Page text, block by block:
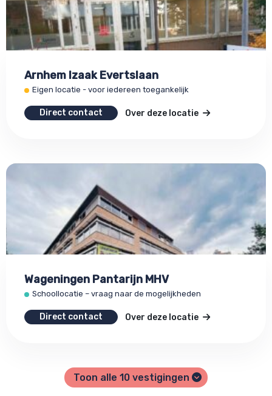
Arnhem Izaak Evertslaan
Eigen locatie - voor iedereen toegankelijk
Direct contact Over deze locatie
Wageningen Pantarijn MHV
Schoollocatie – vraag naar de mogelijkheden
Direct contact Over deze locatie
Toon alle 10 vestigingen